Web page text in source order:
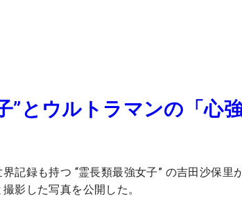
”とウルトラマンの「心
記録も持つ “霊長類最強女子” の吉田沙保
影した写真を公開した。